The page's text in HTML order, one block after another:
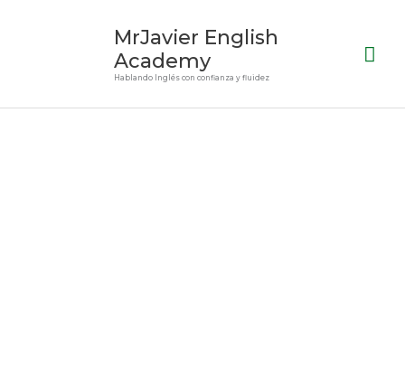
MrJavier English
Academy
Hablando Inglés con confianza y fluidez